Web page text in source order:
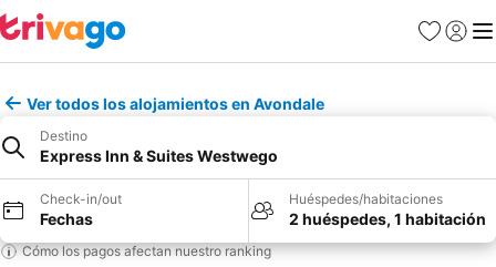
Favoritos
Iniciar
Ver todos los alojamientos en Avondale
Destino
Express Inn & Suites Westwego
Check-in/out
Fechas
Huéspedes/habitaciones
2 huéspedes, 1 habitación
Cómo los pagos afectan nuestro ranking